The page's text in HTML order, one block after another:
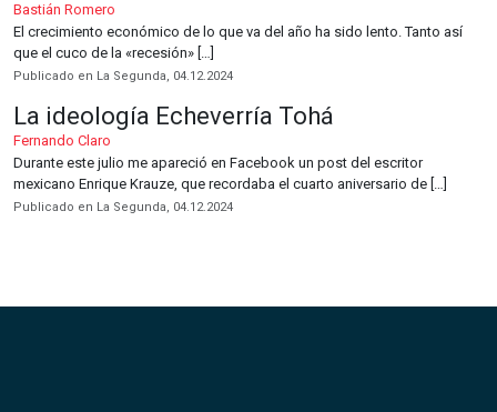
Bastián Romero
El crecimiento económico de lo que va del año ha sido lento. Tanto así
que el cuco de la «recesión» […]
Publicado en La Segunda, 04.12.2024
La ideología Echeverría Tohá
Fernando Claro
Durante este julio me apareció en Facebook un post del escritor
mexicano Enrique Krauze, que recordaba el cuarto aniversario de […]
Publicado en La Segunda, 04.12.2024